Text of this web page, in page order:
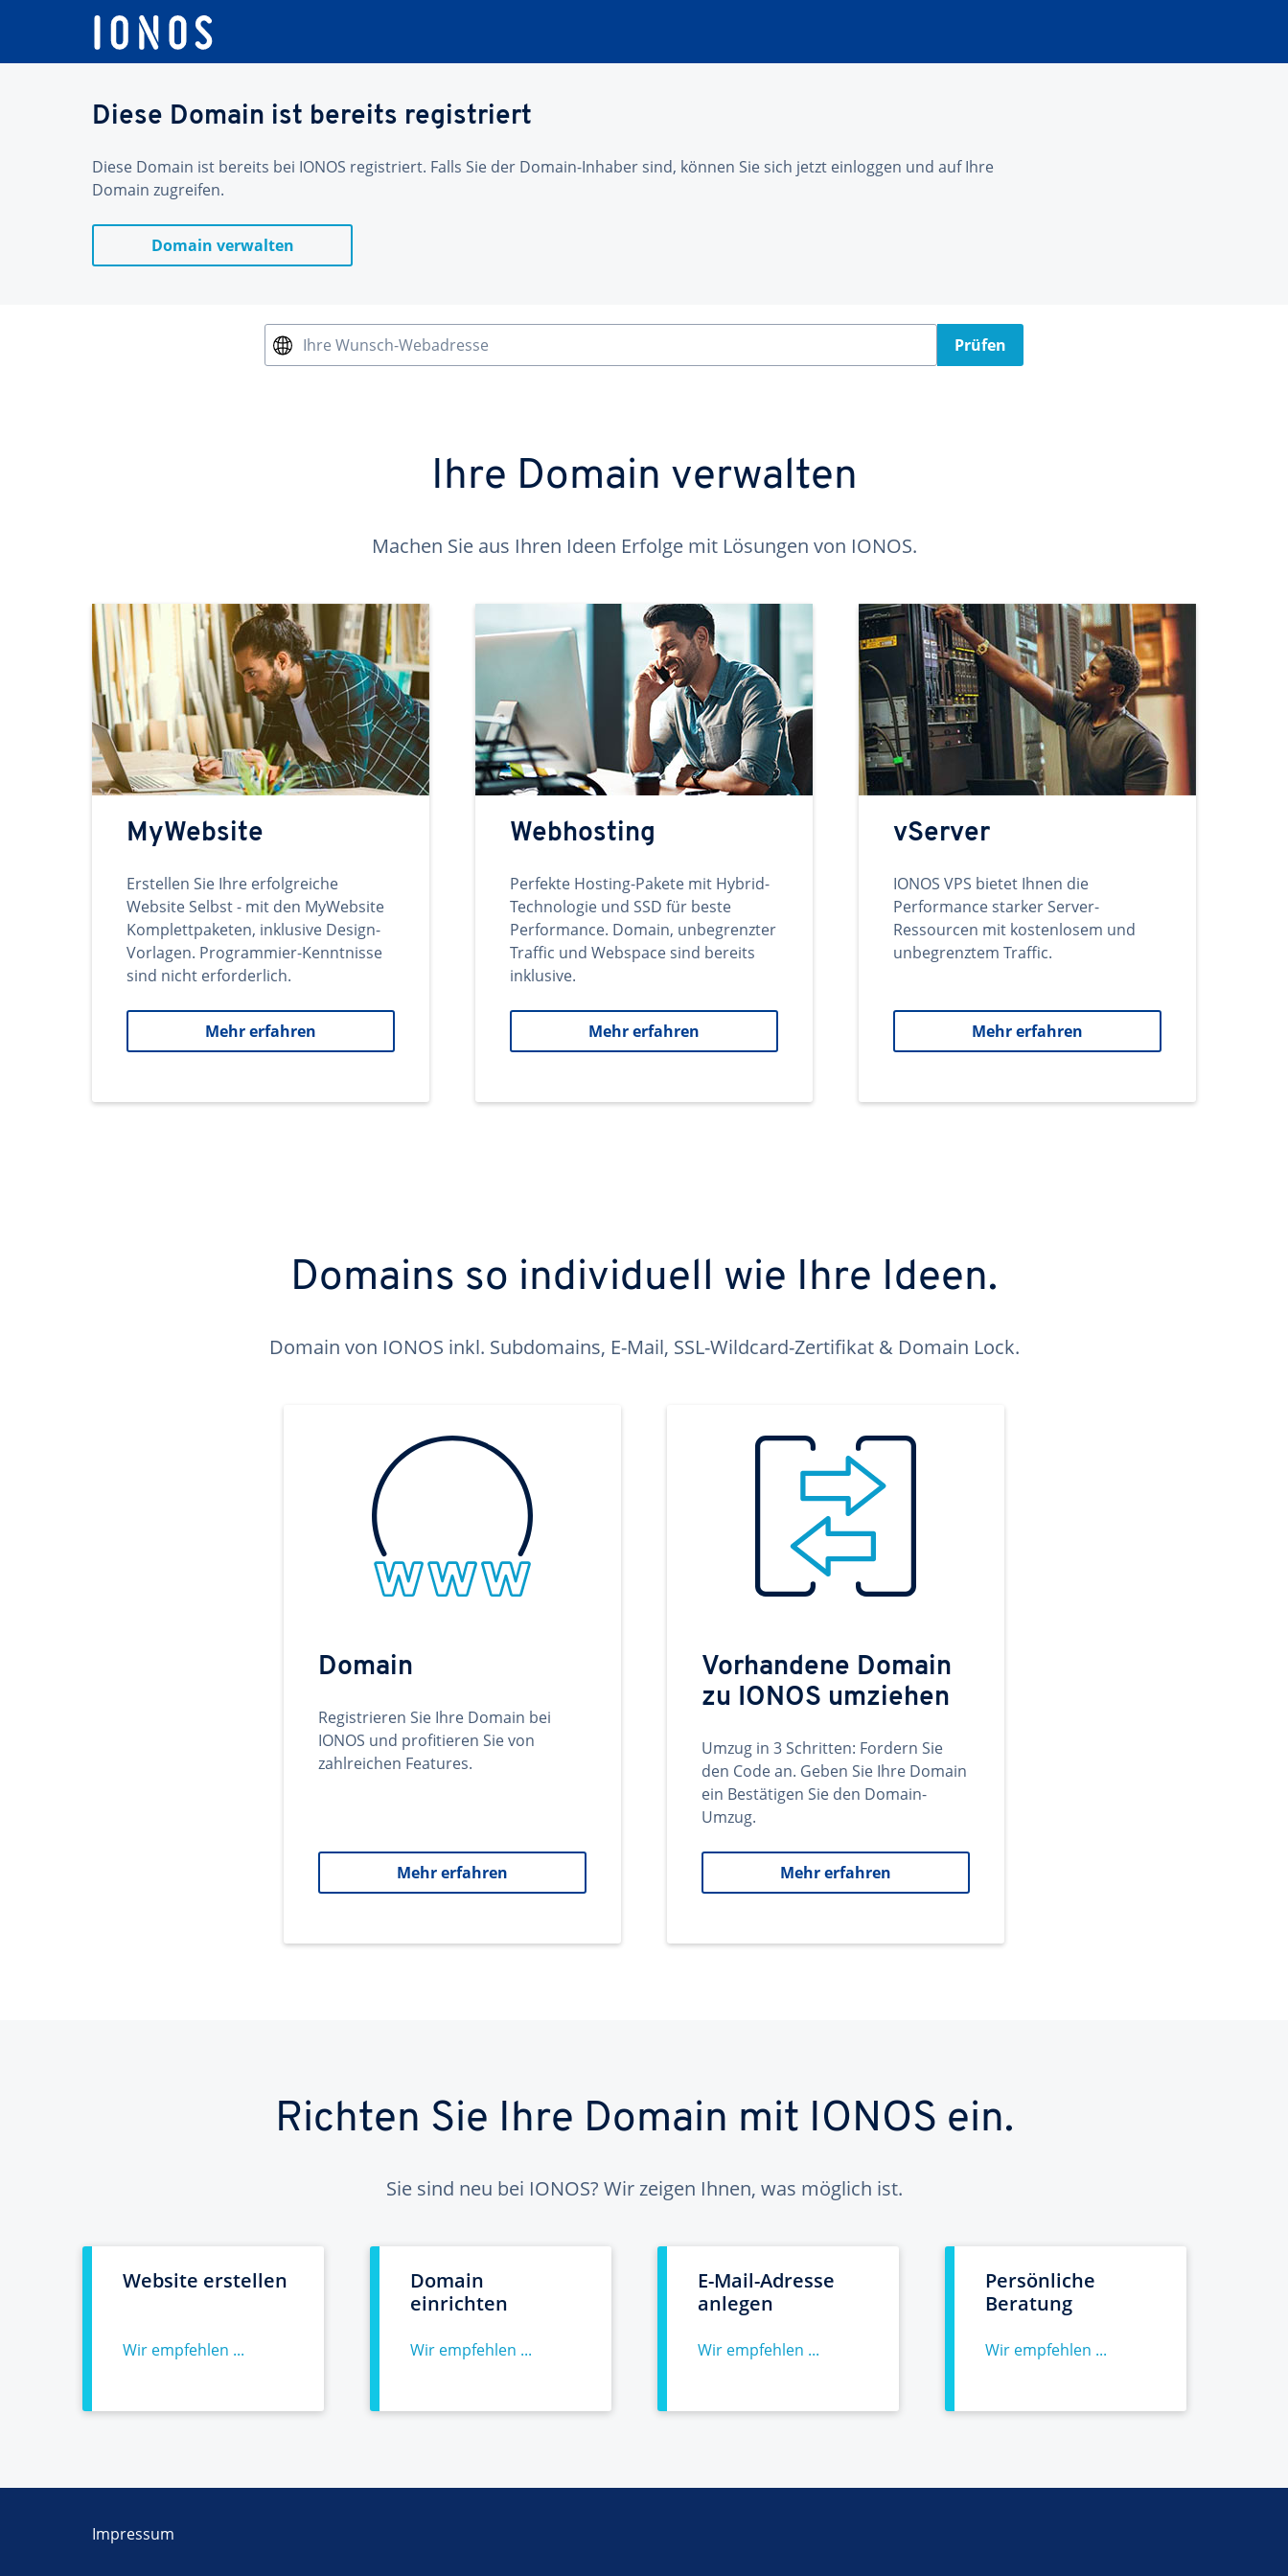
Diese Domain ist bereits registriert
Diese Domain ist bereits bei IONOS registriert. Falls Sie der Domain-Inhaber sind, können Sie sich jetzt einloggen und auf Ihre
Domain zugreifen.
Domain verwalten
Ihre Wunsch-Webadresse Prüfen
Ihre Domain verwalten
Machen Sie aus Ihren Ideen Erfolge mit Lösungen von IONOS.
MyWebsite
Erstellen Sie Ihre erfolgreiche
Website Selbst - mit den MyWebsite
Komplettpaketen, inklusive Design-
Vorlagen. Programmier-Kenntnisse
sind nicht erforderlich.
Mehr erfahren
Webhosting
Perfekte Hosting-Pakete mit Hybrid-
Technologie und SSD für beste
Performance. Domain, unbegrenzter
Traffic und Webspace sind bereits
inklusive.
Mehr erfahren
vServer
IONOS VPS bietet Ihnen die
Performance starker Server-
Ressourcen mit kostenlosem und
unbegrenztem Traffic.
Mehr erfahren
Domains so individuell wie Ihre Ideen.
Domain von IONOS inkl. Subdomains, E-Mail, SSL-Wildcard-Zertifikat & Domain Lock.
Domain
Registrieren Sie Ihre Domain bei
IONOS und profitieren Sie von
zahlreichen Features.
Mehr erfahren
Vorhandene Domain
zu IONOS umziehen
Umzug in 3 Schritten: Fordern Sie
den Code an. Geben Sie Ihre Domain
ein Bestätigen Sie den Domain-
Umzug.
Mehr erfahren
Richten Sie Ihre Domain mit IONOS ein.
Sie sind neu bei IONOS? Wir zeigen Ihnen, was möglich ist.
Website erstellen
Wir empfehlen ...
Domain
einrichten
Wir empfehlen ...
E-Mail-Adresse
anlegen
Wir empfehlen ...
Persönliche
Beratung
Wir empfehlen ...
Impressum